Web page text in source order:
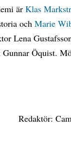
ärKlas
ochMarie
Lena
Gunnar Öquist.
Redaktör: